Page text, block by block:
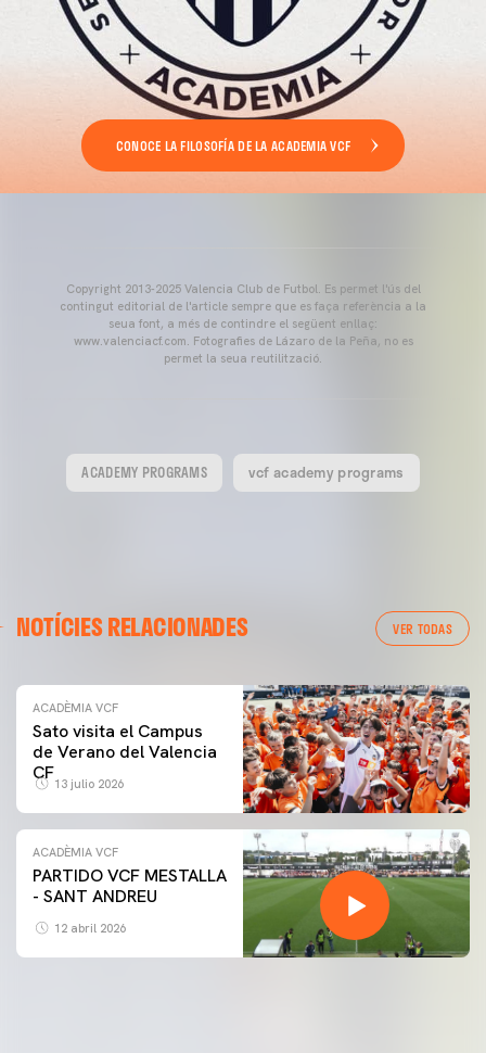
CONOCE LA FILOSOFÍA DE LA ACADEMIA VCF
Copyright 2013-2025 Valencia Club de Futbol. Es permet l'ús del
contingut editorial de l'article sempre que es faça referència a la
seua font, a més de contindre el següent enllaç:
www.valenciacf.com. Fotografies de Lázaro de la Peña, no es
permet la seua reutilització.
ACADEMY PROGRAMS vcf academy programs
NOTÍCIES RELACIONADES VER TODAS
ACADÈMIA VCF
Sato visita el Campus
de Verano del Valencia
CF
13 julio 2026
ACADÈMIA VCF
PARTIDO VCF MESTALLA
- SANT ANDREU
12 abril 2026